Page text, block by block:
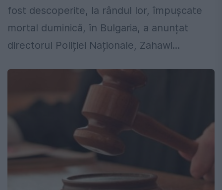
fost descoperite, la rândul lor, împușcate
mortal duminică, în Bulgaria, a anunțat
directorul Poliției Naționale, Zahawi...